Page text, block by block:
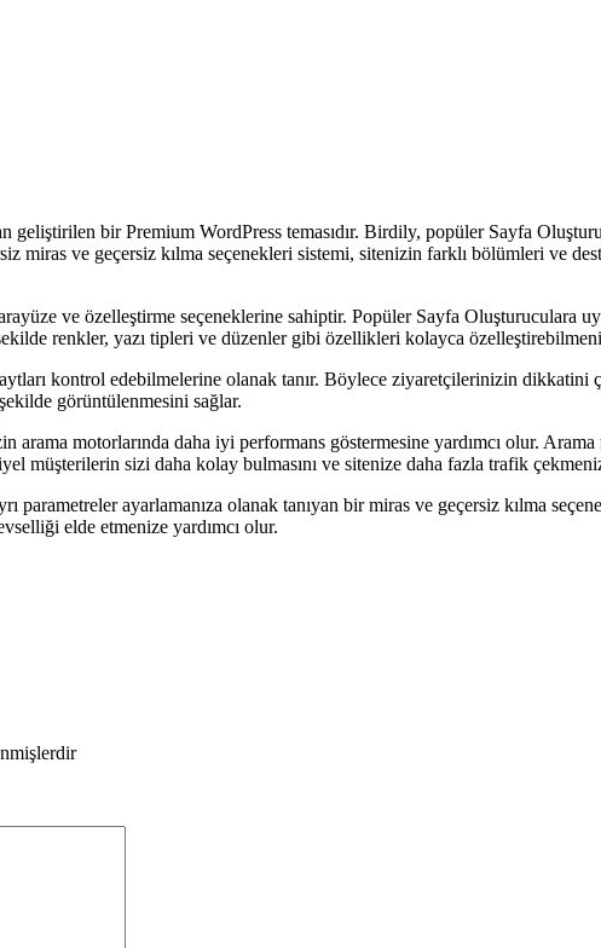
geliştirilen bir Premium WordPress temasıdır. Birdily, popüler Sayfa
miras ve geçersiz kılma seçenekleri sistemi, sitenizin farklı bölümleri ve
ve özelleştirme seçeneklerine sahiptir. Popüler Sayfa Oluşturuculara
renkler, yazı tipleri ve düzenler gibi özellikleri kolayca
kontrol edebilmelerine olanak tanır. Böylece ziyaretçilerinizin
görüntülenmesini sağlar.
motorlarında daha iyi performans göstermesine yardımcı olur. Arama
müşterilerin sizi daha kolay bulmasını ve sitenize daha fazla trafik
parametreler ayarlamanıza olanak tanıyan bir miras ve geçersiz kılma
elde etmenize yardımcı olur.